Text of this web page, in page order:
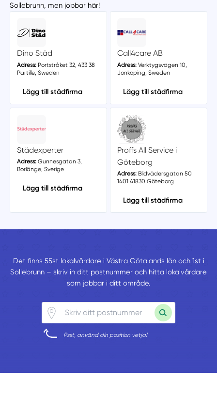
Sollebrunn, men jobbar här!
Dino Städ
Adress:Portstråket 32, 433 38
Partille, Sweden
Lägg till städfirma
Call4care AB
Adress:Verktygsvägen 10,
Jönköping, Sweden
Lägg till städfirma
Städexperter
Adress:Gunnesgatan 3,
Borlänge, Sverige
Lägg till städfirma
Proffs All Service i
Göteborg
Adress:Blidvädersgatan 50
1401 41830 Göteborg
Lägg till städfirma
Det finns 55st lokalvårdare i Västra Götalands län och 1st i
Sollebrunn – skriv in ditt postnummer och hitta lokalvårdare
som jobbar i ditt område.
Psst, använd din position vetja!